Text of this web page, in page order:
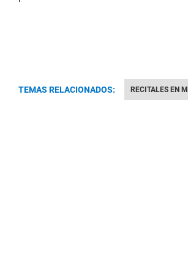
TEMAS RELACIONADOS: RECITALES EN